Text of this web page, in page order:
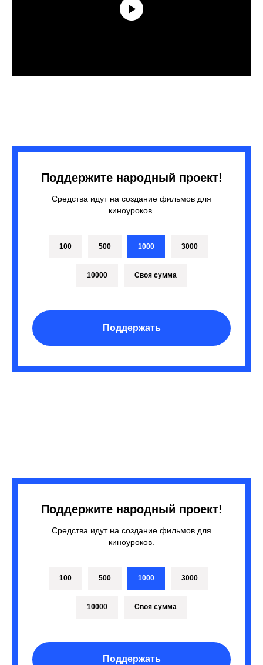
Поддержите народный проект!
Средства идут на создание фильмов для
киноуроков.
100 500 1000 3000
10000 Своя сумма
Поддержать
Поддержите народный проект!
Средства идут на создание фильмов для
киноуроков.
100 500 1000 3000
10000 Своя сумма
Поддержать